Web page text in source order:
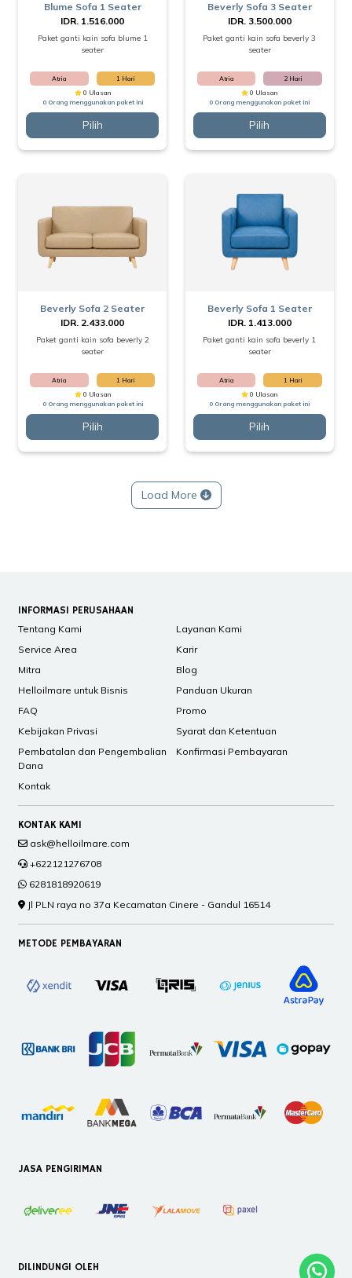
Blume Sofa 1 Seater
IDR. 1.516.000
Paket ganti kain sofa blume 1
seater
Atria
1 Hari
0 Ulasan
0 Orang menggunakan paket ini
Pilih
Beverly Sofa 3 Seater
IDR. 3.500.000
Paket ganti kain sofa beverly 3
seater
Atria
2 Hari
0 Ulasan
0 Orang menggunakan paket ini
Pilih
Beverly Sofa 2 Seater
IDR. 2.433.000
Paket ganti kain sofa beverly 2
seater
Atria
1 Hari
0 Ulasan
0 Orang menggunakan paket ini
Pilih
Beverly Sofa 1 Seater
IDR. 1.413.000
Paket ganti kain sofa beverly 1
seater
Atria
1 Hari
0 Ulasan
0 Orang menggunakan paket ini
Pilih
Load More
INFORMASI PERUSAHAAN
Tentang Kami
Layanan Kami
Service Area
Karir
Mitra
Blog
Helloilmare untuk Bisnis
Panduan Ukuran
FAQ
Promo
Kebijakan Privasi
Syarat dan Ketentuan
Pembatalan dan Pengembalian
Dana
Konfirmasi Pembayaran
Kontak
KONTAK KAMI
ask@helloilmare.com
+622121276708
6281818920619
Jl PLN raya no 37a Kecamatan Cinere - Gandul 16514
METODE PEMBAYARAN
JASA PENGIRIMAN
DILINDUNGI OLEH